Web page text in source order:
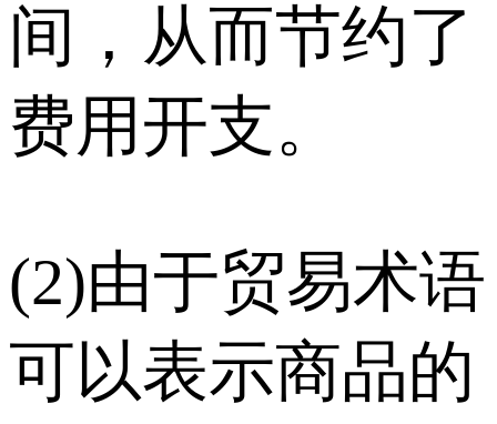
间，从而节约了
费用开支。
(2)由于贸易术语
可以表示商品的